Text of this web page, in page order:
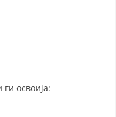
освоија: